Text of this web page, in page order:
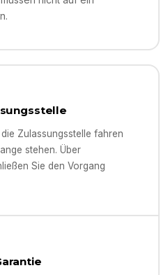
Zulassungsstelle fahren
stehen. Über
Sie den Vorgang